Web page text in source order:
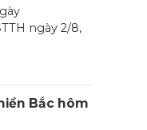
ngày 2/8,
Bắc hôm